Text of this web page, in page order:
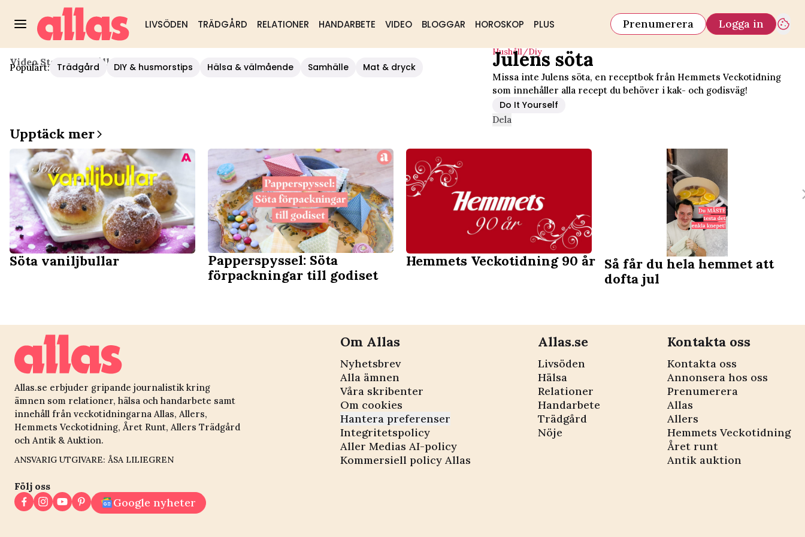
LIVSÖDEN TRÄDGÅRD RELATIONER HANDARBETE VIDEO BLOGGAR HOROSKOP PLUS Prenumerera Logga in
Populärt: Trädgård DIY & husmorstips Hälsa & välmående Samhälle Mat & dryck
Video Start / Hushåll/diy/Julens Söta
Hushåll/diy
Julens söta
Missa inte Julens söta, en receptbok från Hemmets Veckotidning
som innehåller alla recept du behöver i kak- och godisväg!
Do It Yourself
Dela
Upptäck mer
Söta vaniljbullar
Papperspyssel: Söta
förpackningar till godiset
Hemmets Veckotidning 90 år Så får du hela hemmet att
dofta jul
Allas.se erbjuder gripande journalistik kring
ämnen som relationer, hälsa och handarbete samt
innehåll från veckotidningarna Allas, Allers,
Hemmets Veckotidning, Året Runt, Allers Trädgård
och Antik & Auktion.
ANSVARIG UTGIVARE: ÅSA LILIEGREN
Följ oss
Google nyheter
Om Allas
Nyhetsbrev
Alla ämnen
Våra skribenter
Om cookies
Hantera preferenser
Integritetspolicy
Aller Medias AI-policy
Kommersiell policy Allas
Allas.se
Livsöden
Hälsa
Relationer
Handarbete
Trädgård
Nöje
Kontakta oss
Kontakta oss
Annonsera hos oss
Prenumerera
Allas
Allers
Hemmets Veckotidning
Året runt
Antik auktion